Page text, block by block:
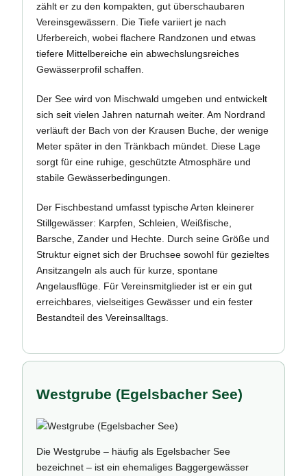
zählt er zu den kompakten, gut überschaubaren
Vereinsgewässern. Die Tiefe variiert je nach
Uferbereich, wobei flachere Randzonen und etwas
tiefere Mittelbereiche ein abwechslungsreiches
Gewässerprofil schaffen.
Der See wird von Mischwald umgeben und entwickelt
sich seit vielen Jahren naturnah weiter. Am Nordrand
verläuft der Bach von der Krausen Buche, der wenige
Meter später in den Tränkbach mündet. Diese Lage
sorgt für eine ruhige, geschützte Atmosphäre und
stabile Gewässerbedingungen.
Der Fischbestand umfasst typische Arten kleinerer
Stillgewässer: Karpfen, Schleien, Weißfische,
Barsche, Zander und Hechte. Durch seine Größe und
Struktur eignet sich der Bruchsee sowohl für gezieltes
Ansitzangeln als auch für kurze, spontane
Angelausflüge. Für Vereinsmitglieder ist er ein gut
erreichbares, vielseitiges Gewässer und ein fester
Bestandteil des Vereinsalltags.
Westgrube (Egelsbacher See)
Die Westgrube – häufig als Egelsbacher See
bezeichnet – ist ein ehemaliges Baggergewässer